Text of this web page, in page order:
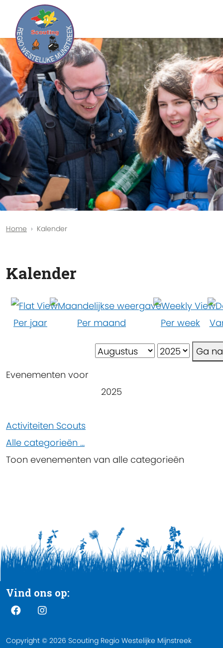
Home Kalender
Kalender
Per jaar Per maand Per week
Ga
Evenementen voor
2025
Pagination
List
Limit
Activiteiten Scouts
Alle categorieën ...
Toon evenementen van alle categorieën
Vind ons op:
Copyright © 2026 Scouting Regio Westelijke Mijnstreek